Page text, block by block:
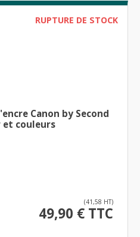
RUPTURE DE STOCK
Canon by Second
et couleurs
(41,58 HT)
49,90 € TTC